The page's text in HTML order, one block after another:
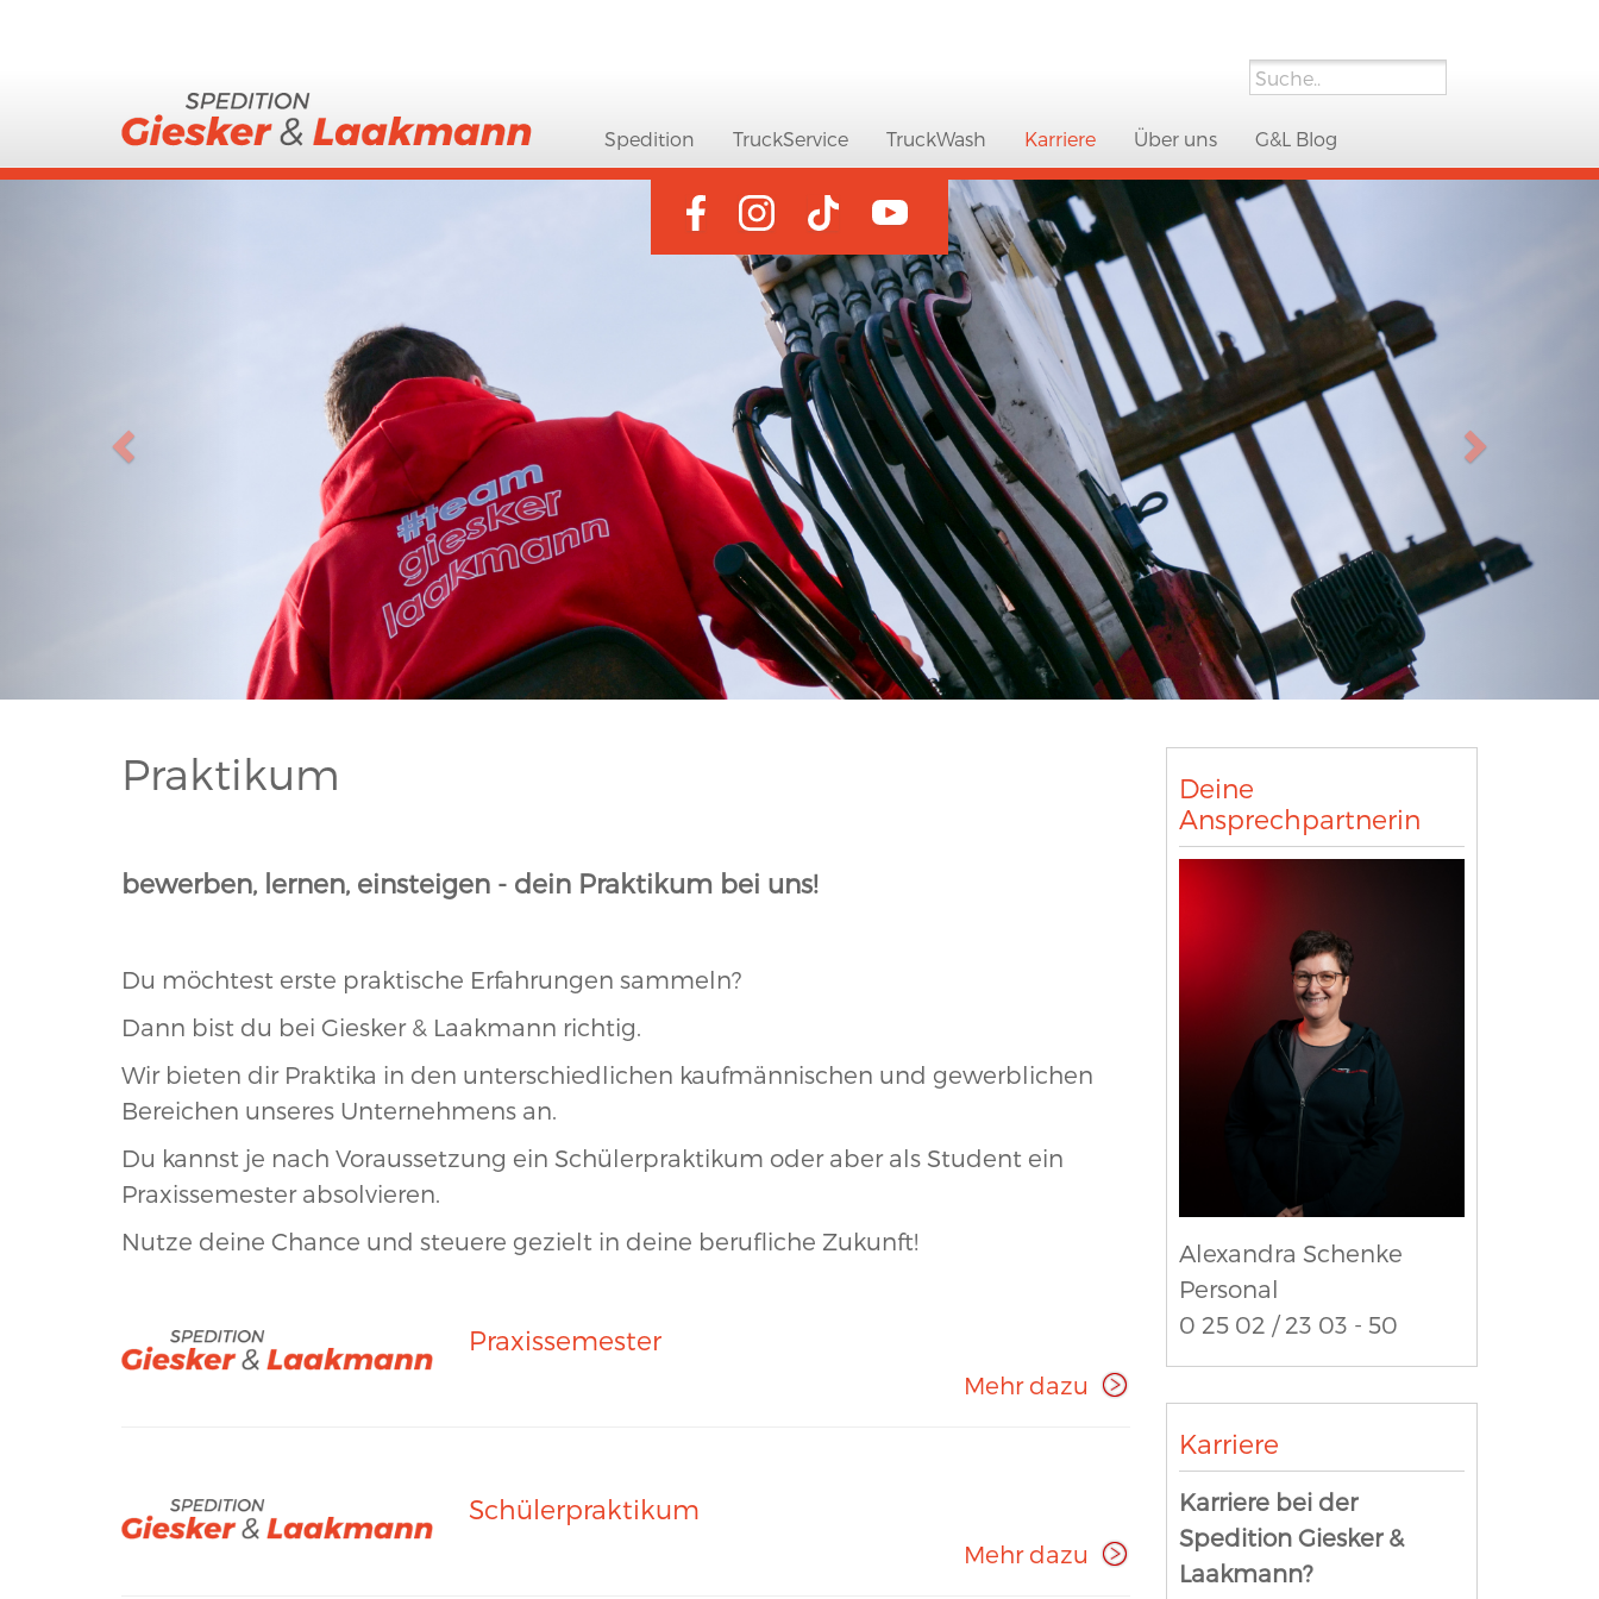
Spedition TruckService TruckWash Karriere Über uns G&L Blog
Praktikum
bewerben, lernen, einsteigen - dein Praktikum bei uns!
Du möchtest erste praktische Erfahrungen sammeln?
Dann bist du bei Giesker & Laakmann richtig.
Wir bieten dir Praktika in den unterschiedlichen kaufmännischen und gewerblichen
Bereichen unseres Unternehmens an.
Du kannst je nach Voraussetzung ein Schülerpraktikum oder aber als Student ein
Praxissemester absolvieren.
Nutze deine Chance und steuere gezielt in deine berufliche Zukunft!
Praxissemester
Mehr dazu
Schülerpraktikum
Mehr dazu
Deine
Ansprechpartnerin
Alexandra Schenke
Personal
0 25 02 / 23 03 - 50
Karriere
Karriere bei der
Spedition Giesker &
Laakmann?